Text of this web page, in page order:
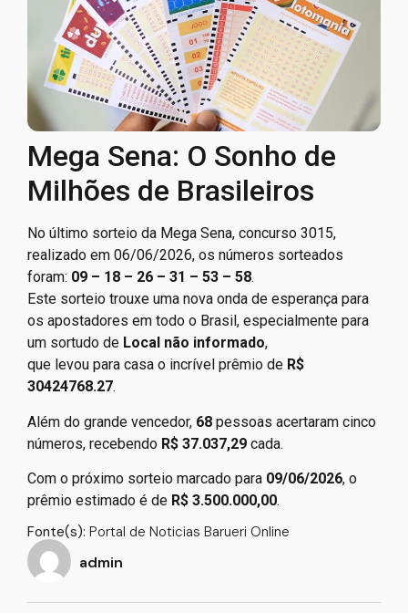
Mega Sena: O Sonho de
Milhões de Brasileiros
No último sorteio da Mega Sena, concurso 3015,
realizado em 06/06/2026, os números sorteados
foram: 09 – 18 – 26 – 31 – 53 – 58.
Este sorteio trouxe uma nova onda de esperança para
os apostadores em todo o Brasil, especialmente para
um sortudo de Local não informado,
que levou para casa o incrível prêmio de R$
30424768.27.
Além do grande vencedor, 68 pessoas acertaram cinco
números, recebendo R$ 37.037,29 cada.
Com o próximo sorteio marcado para 09/06/2026, o
prêmio estimado é de R$ 3.500.000,00.
Fonte(s): Portal de Noticias Barueri Online
admin